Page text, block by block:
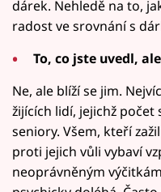
dárek. Nehledě na to,
radost ve srovnání s
To, co jste uvedl,
Ne, ale blíží se jim.
žijících lidí, jejichž počet
seniory. Všem, kteří
proti jejich vůli vybaví
neoprávněným